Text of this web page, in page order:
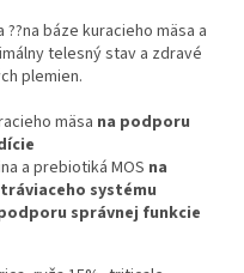
báze kuracieho mäsa a
telesný stav a zdravé
plemien.
mäsa na podporu
a prebiotiká MOS na
systému
správnej funkcie